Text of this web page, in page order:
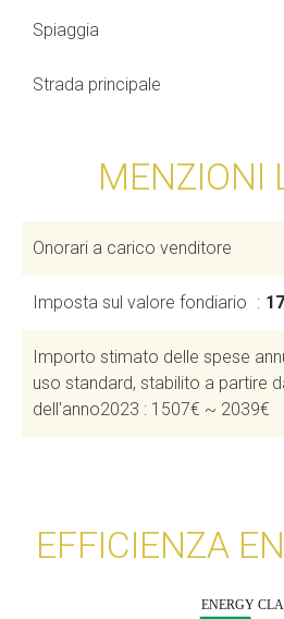
Spiaggia
Strada principale
MENZIONI
Onorari a carico venditore
Imposta sul valore fondiario
Importo stimato delle spese
uso standard, stabilito a partire
dell'anno2023 : 1507€ ~ 2039€
EFFICIENZA